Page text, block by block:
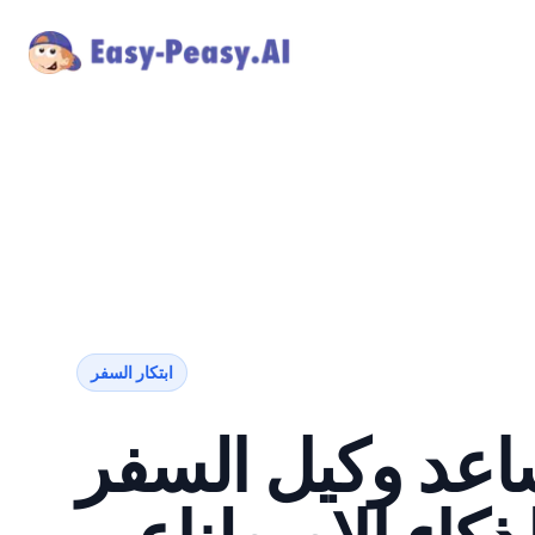
ابتكار السفر
وكيل السفر